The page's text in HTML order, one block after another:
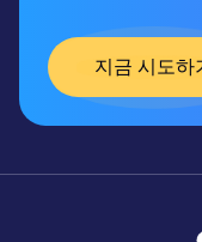
지금 시도하